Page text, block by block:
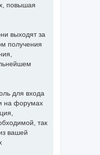
повышая
выходят за
получения
для входа
на форумах
так
вашей